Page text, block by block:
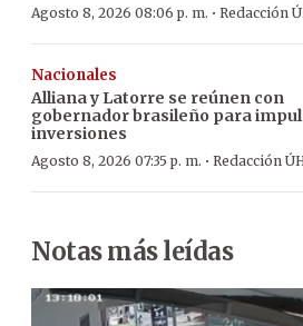
Agosto 8, 2026 08:06 p. m. · Redacción
Nacionales
Alliana y Latorre se reúnen con
gobernador brasileño para
inversiones
Agosto 8, 2026 07:35 p. m. · Redacción
Notas más leídas